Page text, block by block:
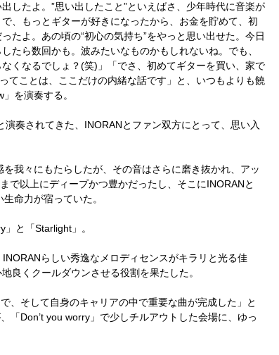
たよ。”思い出したこと”といえばさ、少年時代に音楽が
、もっとギターが好きになったから、お金を貯めて、初
たよ。あの頃の“初心の気持ち”をやっと思い出せた。今日
たら数回かも。波みたいなものかもしれないね。でも、
くなるでしょ？(笑)」「でさ、初めてギターを買い、家で
てことは、ここだけの内緒な話です」と、いつもよりも饒
を演奏する。
奏されてきた、INORANとファン双方にとって、思い入
我々にもたらしたが、その音はさらに磨き抜かれ、アッ
で以上にディープかつ豊かだったし、そこにINORANと
命力が宿っていた。
と「Starlight」。
らしい秀逸なメロディセンスがキラリと光る佳
良くクールダウンさせる役割を果たした。
そして自身のキャリアの中で重要な曲が完成した」と
「Don’t you worry」で少しチルアウトした会場に、ゆっ